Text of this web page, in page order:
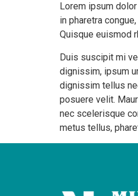
Lorem ipsum
in pharetra
Quisque euismod
Duis suscipit mi
dignissim, ipsum
dignissim tellus
posuere velit.
nec scelerisque
metus tellus,